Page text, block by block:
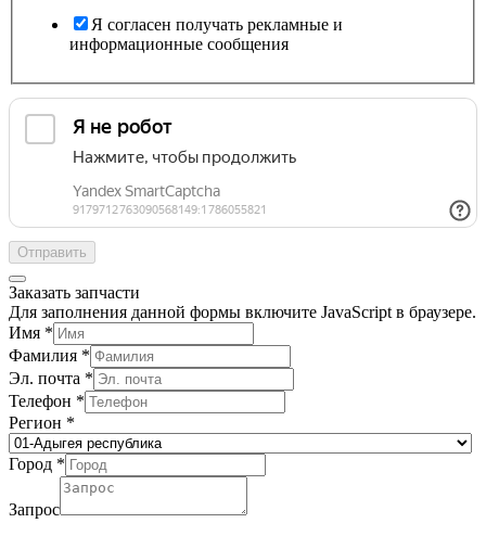
Я согласен получать рекламные и
информационные сообщения
Отправить
Заказать запчасти
Для заполнения данной формы включите JavaScript в браузере.
Имя *
Фамилия *
Эл. почта *
Телефон *
Регион *
Город *
Запрос